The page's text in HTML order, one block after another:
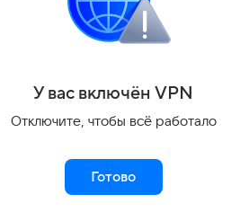
40 тыс. руб. в счет
в автобусе. Об этом
убедился, что все
11-летнюю девочку.
У вас включён VPN
Отключите, чтобы всё работало
Готово